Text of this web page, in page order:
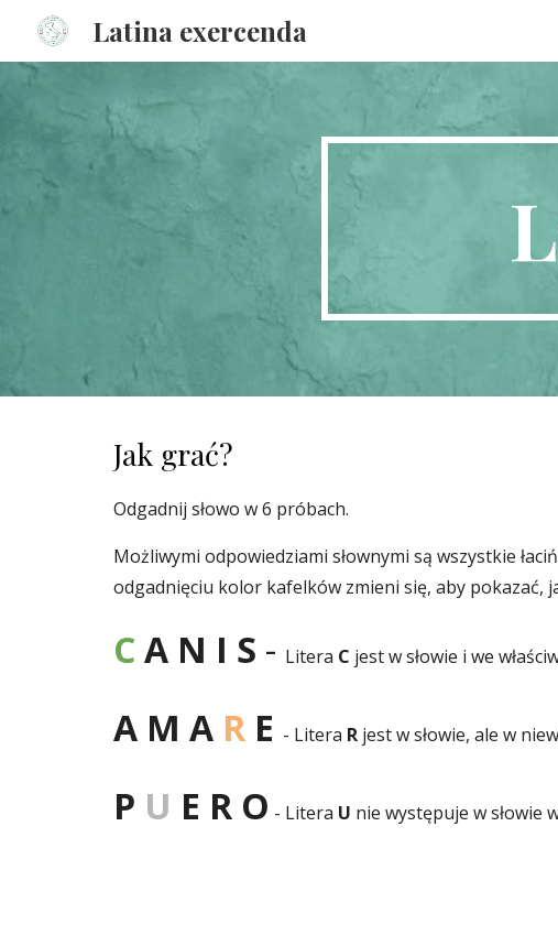
Latina exercenda
Jak grać?
Odgadnij słowo w 6 próbach.
Możliwymi odpowiedziami słownymi są wszystkie
odgadnięciu kolor kafelków zmieni się, aby pokazać,
CA N I S - Litera C jest w słowie i we
A M AR E - Litera Rjest w słowie, ale w
P U E R O - Litera U nie występuje w słowie